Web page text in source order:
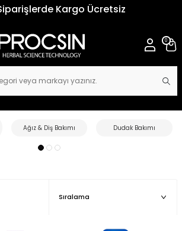
Kargo Ücretsiz
0
Ağız & Diş Bakımı Dudak Bakımı